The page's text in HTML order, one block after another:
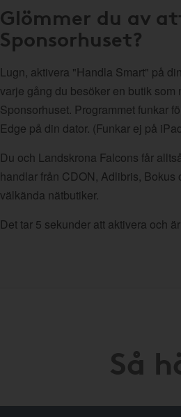
Glömmer du av
Sponsorhuset?
Lugn, aktivera "Handla Smart" på
varje gång du besöker en butik som
Sponsorhuset. Programmet funkar
Edge på din dator. (Funkar ej på
Du och Landskrona Falcons får
handlar från CDON, Adlibris, Bokus
välkända nätbutiker.
Det tar 5 sekunder att aktivera och
Så